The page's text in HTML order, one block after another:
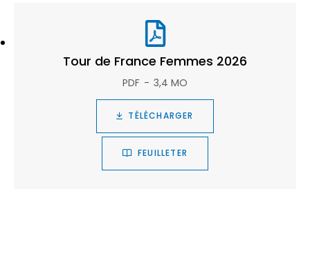
Tour de France Femmes 2026
PDF 3,4 MO
TÉLÉCHARGER
FEUILLETER